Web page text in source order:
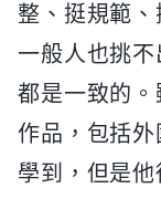
整、挺規範
一般人也挑
都是一致的
作品，包括
學到，但是